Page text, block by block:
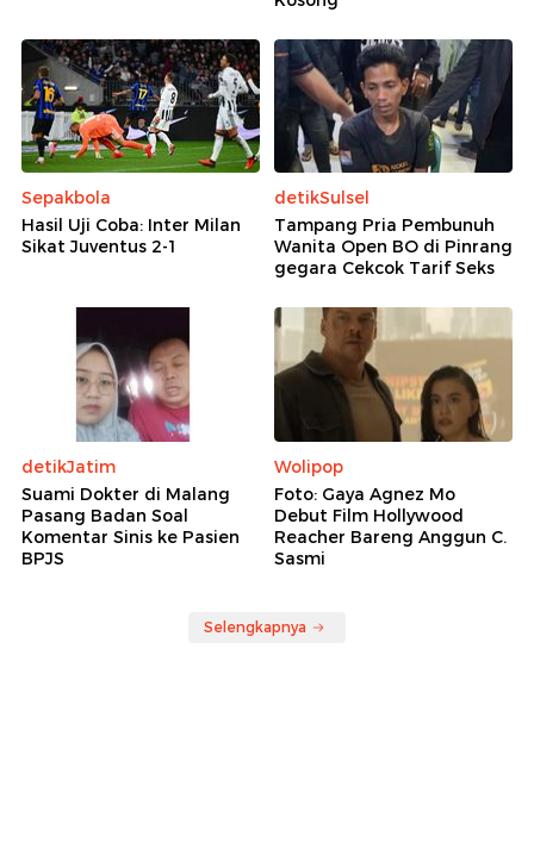
Sepakbola
Hasil Uji Coba: Inter Milan
Sikat Juventus 2-1
detikSulsel
Tampang Pria Pembunuh
Wanita Open BO di Pinrang
gegara Cekcok Tarif Seks
detikJatim
Suami Dokter di Malang
Pasang Badan Soal
Komentar Sinis ke Pasien
BPJS
Wolipop
Foto: Gaya Agnez Mo
Debut Film Hollywood
Reacher Bareng Anggun C.
Sasmi
Selengkapnya